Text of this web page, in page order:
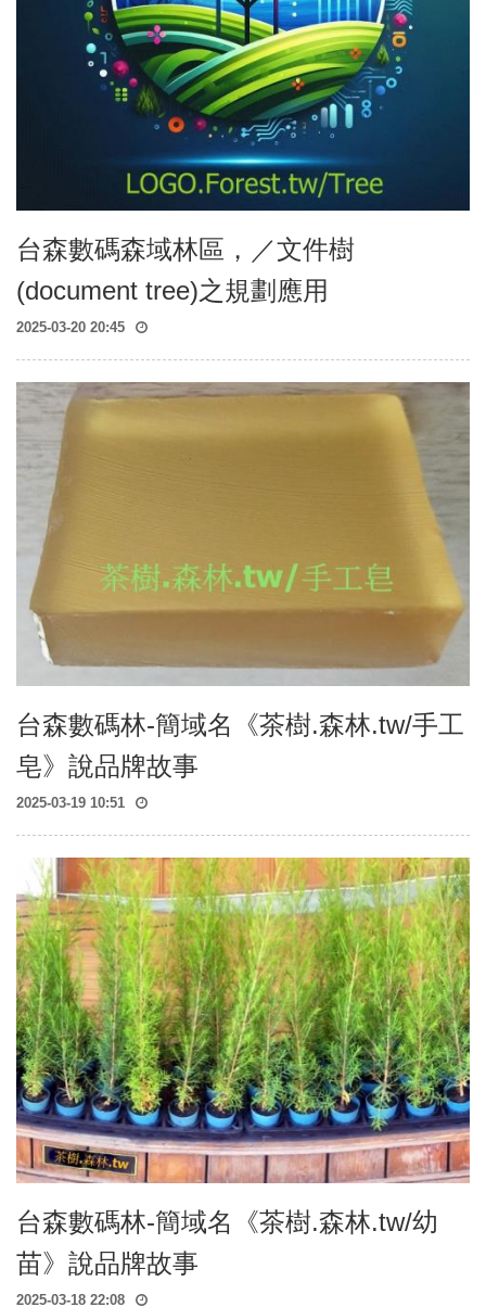
台森數碼森域林區，／文件樹
(document tree)之規劃應用
2025-03-20 20:45
台森數碼林-簡域名《茶樹.森林.tw/手工
皂》說品牌故事
2025-03-19 10:51
台森數碼林-簡域名《茶樹.森林.tw/幼
苗》說品牌故事
2025-03-18 22:08